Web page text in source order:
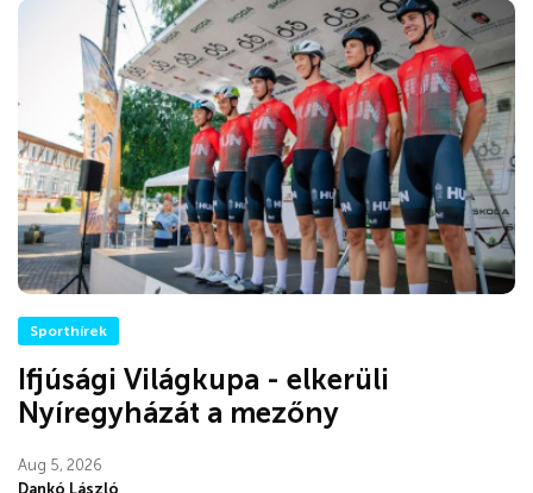
Sporthírek
Ifjúsági Világkupa - elkerüli
Nyíregyházát a mezőny
Aug 5, 2026
Dankó László